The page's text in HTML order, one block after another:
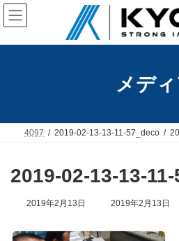
コ
ン
テ
ン
ナ
ビ
ゲ
ー
メデ
4097 2019-02-13-13-11-57_deco
2019-02-13-13-
2019年2月13日
最
新
2019年2月13日